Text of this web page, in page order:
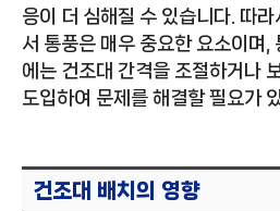
응이 더 심해질 수 있습니다. 따
서 통풍은 매우 중요한 요소이며,
에는 건조대 간격을 조절하거나
도입하여 문제를 해결할 필요가
건조대 배치의 영향